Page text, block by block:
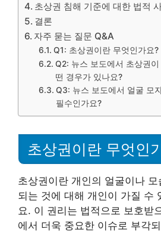
초상권 침해 기준에 대한 법적
결론
자주 묻는 질문 Q&A
Q1: 초상권이란 무엇인가요?
Q2: 뉴스 보도에서 초상권
떤 경우가 있나요?
Q3: 뉴스 보도에서 얼굴 모
필수인가요?
초상권이란 무엇인
초상권이란 개인의 얼굴이나
되는 것에 대해 개인이 가질 수
요. 이 권리는 법적으로 보호받
에서 더욱 중요한 이슈로 부각